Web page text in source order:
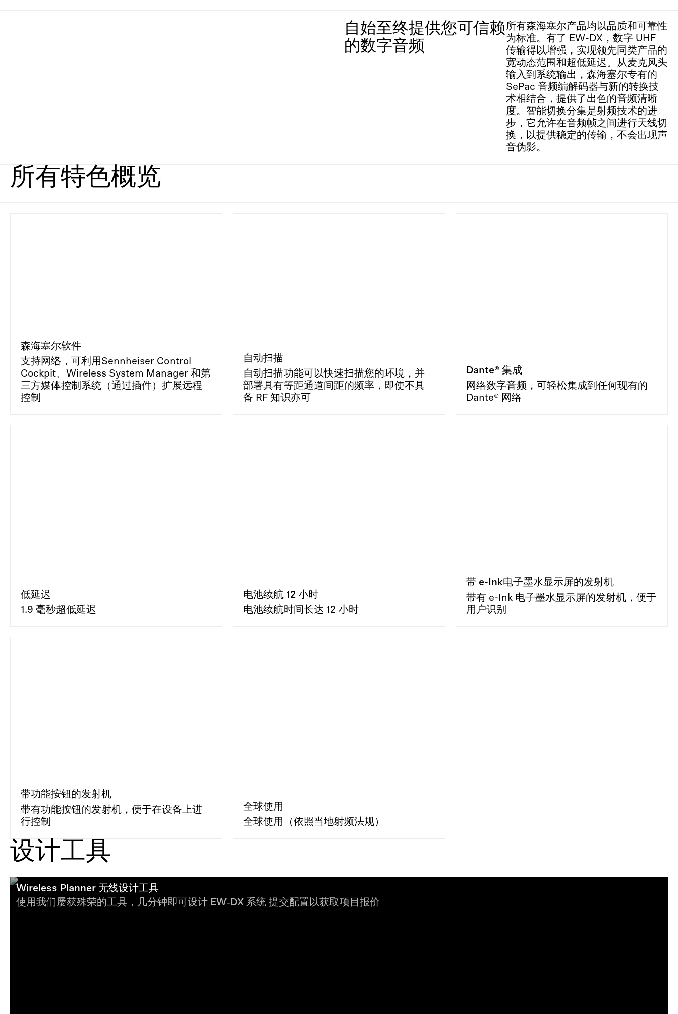
自始至终提供您可信赖
的数字音频
所有森海塞尔产品均以品质和可靠性
为标准。有了 EW-DX，数字 UHF
传输得以增强，实现领先同类产品的
宽动态范围和超低延迟。从麦克风头
输入到系统输出，森海塞尔专有的
SePac 音频编解码器与新的转换技
术相结合，提供了出色的音频清晰
度。智能切换分集是射频技术的进
步，它允许在音频帧之间进行天线切
换，以提供稳定的传输，不会出现声
音伪影。
所有特色概览
森海塞尔软件
支持网络，可利用Sennheiser Control
Cockpit、Wireless System Manager 和第
三方媒体控制系统（通过插件）扩展远程
控制
自动扫描
自动扫描功能可以快速扫描您的环境，并
部署具有等距通道间距的频率，即使不具
备 RF 知识亦可
Dante® 集成
网络数字音频，可轻松集成到任何现有的
Dante® 网络
低延迟
1.9 毫秒超低延迟
电池续航 12 小时
电池续航时间长达 12 小时
带 e-Ink电子墨水显示屏的发射机
带有 e-Ink 电子墨水显示屏的发射机，便于
用户识别
带功能按钮的发射机
带有功能按钮的发射机，便于在设备上进
行控制
全球使用
全球使用（依照当地射频法规）
设计工具
Wireless Planner 无线设计工具
使用我们屡获殊荣的工具，几分钟即可设计 EW‑DX 系统 提交配置以获取项目报价